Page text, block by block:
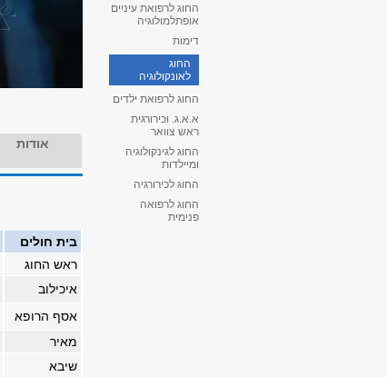
החוג לרפואת עיניים
אופתלמולוגיה
דימות
החוג
לאונקולוגיה
החוג לרפואת ילדים
א.א.ג. וכירורגית
ראש צוואר
החוג לגינקולוגיה
ומיילדות
החוג לכירורגיה
החוג לרפואה
פנימית
אודות
בית חולים
ראש החוג
איכילוב
אסף הרופא
מאיר
שיבא